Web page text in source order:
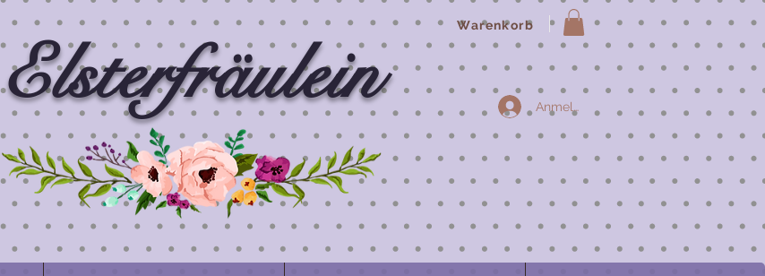
Warenkorb
Elsterfräulein Anmelden